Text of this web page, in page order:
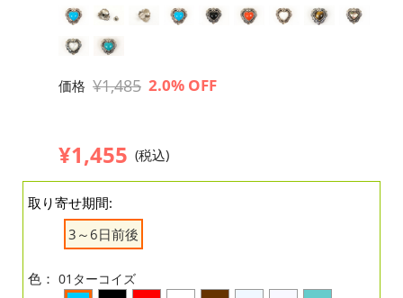
価格 ¥1,485 2.0% OFF
¥1,455 (税込)
取り寄せ期間:
3～6日前後
色： 01ターコイズ